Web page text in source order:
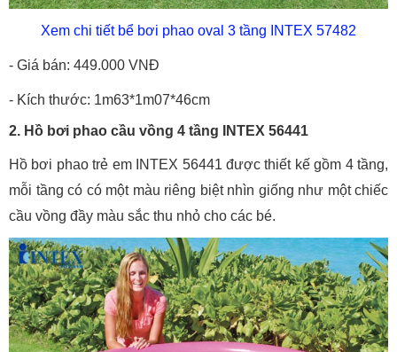
Xem chi tiết bể bơi phao oval 3 tầng INTEX 57482
- Giá bán: 449.000 VNĐ
- Kích thước: 1m63*1m07*46cm
2. Hồ bơi phao cầu vồng 4 tầng INTEX 56441
Hồ bơi phao trẻ em INTEX 56441 được thiết kế gồm 4 tầng,
mỗi tầng có có một màu riêng biệt nhìn giống như một chiếc
cầu vồng đầy màu sắc thu nhỏ cho các bé.